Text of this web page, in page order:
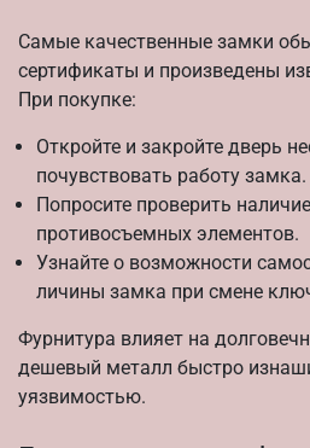
Самые качественные замки
сертификаты и произведены
При покупке:
Откройте и закройте дверь
почувствовать работу замка.
Попросите проверить
противосъемных элементов.
Узнайте о возможности
личины замка при смене
Фурнитура влияет на
дешевый металл быстро
уязвимостью.